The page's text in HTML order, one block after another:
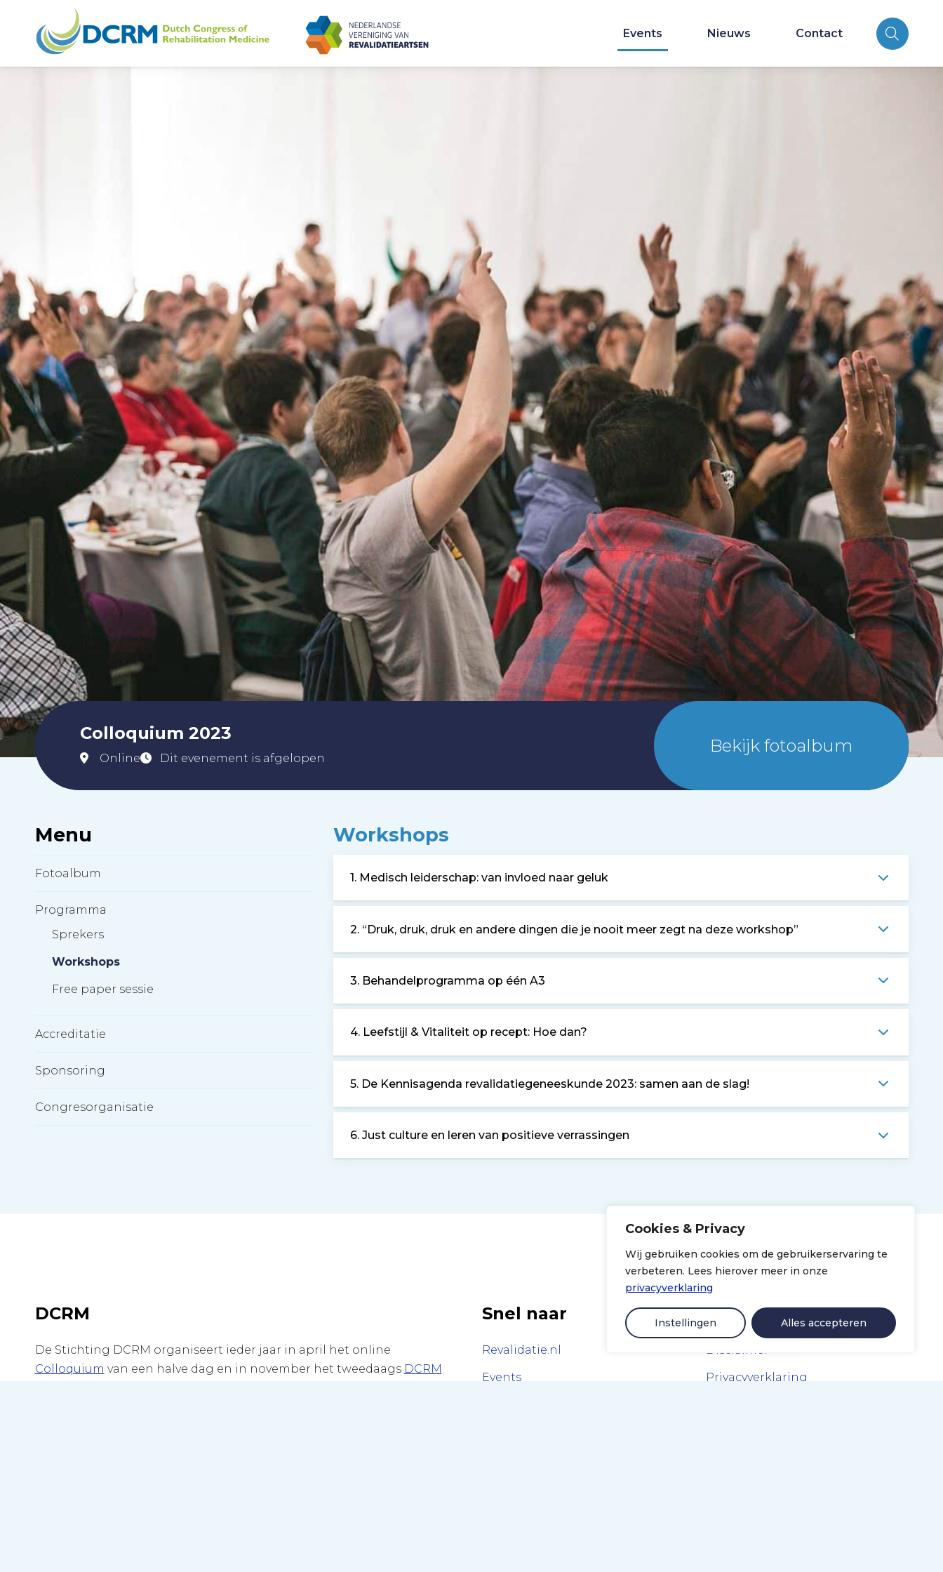
Cookies & Privacy
Wij gebruiken cookies om de gebruikerservaring te
verbeteren. Lees hierover meer in onze
privacyverklaring
Instellingen Alles accepteren
Events Nieuws Contact
Colloquium 2023
Online Dit evenement is afgelopen
Bekijk fotoalbum
Menu
Fotoalbum
Programma
Sprekers
Workshops
Free paper sessie
Accreditatie
Sponsoring
Congresorganisatie
Workshops
1. Medisch leiderschap: van invloed naar geluk
2. “Druk, druk, druk en andere dingen die je nooit meer zegt na deze workshop”
3. Behandelprogramma op één A3
4. Leefstijl & Vitaliteit op recept: Hoe dan?
5. De Kennisagenda revalidatiegeneeskunde 2023: samen aan de slag!
6. Just culture en leren van positieve verrassingen
DCRM
De Stichting DCRM organiseert ieder jaar in april het online
Colloquium van een halve dag en in november het tweedaags DCRM
Snel naar
Revalidatie.nl
Events
Algemeen
Disclaimer
Privacyverklaring